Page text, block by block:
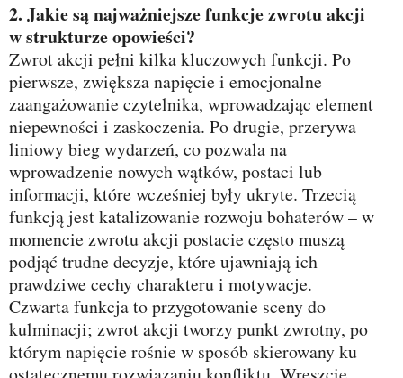
2. Jakie są najważniejsze funkcje zwrotu akcji
w strukturze opowieści?
Zwrot akcji pełni kilka kluczowych funkcji. Po
pierwsze, zwiększa napięcie i emocjonalne
zaangażowanie czytelnika, wprowadzając element
niepewności i zaskoczenia. Po drugie, przerywa
liniowy bieg wydarzeń, co pozwala na
wprowadzenie nowych wątków, postaci lub
informacji, które wcześniej były ukryte. Trzecią
funkcją jest katalizowanie rozwoju bohaterów – w
momencie zwrotu akcji postacie często muszą
podjąć trudne decyzje, które ujawniają ich
prawdziwe cechy charakteru i motywacje.
Czwarta funkcja to przygotowanie sceny do
kulminacji; zwrot akcji tworzy punkt zwrotny, po
którym napięcie rośnie w sposób skierowany ku